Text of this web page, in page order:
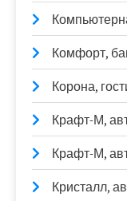
Комфорт,
Корона,
Крафт-М,
Крафт-М,
Кристалл,